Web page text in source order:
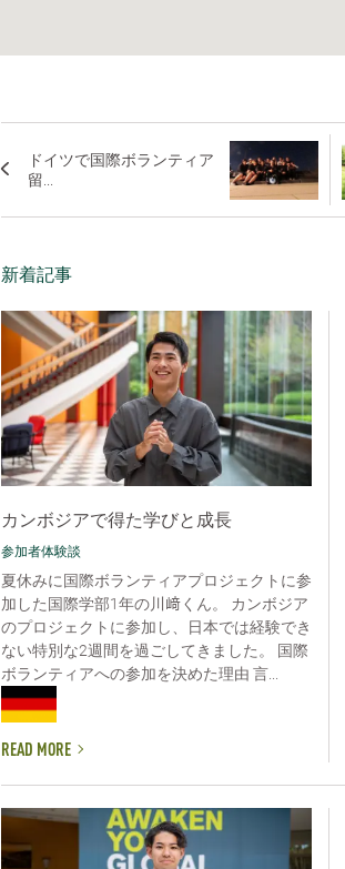
ドイツで国際ボランティア
留...
新着記事
カンボジアで得た学びと成長
参加者体験談
夏休みに国際ボランティアプロジェクトに参
加した国際学部1年の川﨑くん。 カンボジア
のプロジェクトに参加し、日本では経験でき
ない特別な2週間を過ごしてきました。 国際
ボランティアへの参加を決めた理由 言...
READ MORE